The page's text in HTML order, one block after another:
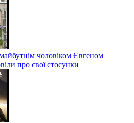
чоловіком Євгеном
про свої стосунки